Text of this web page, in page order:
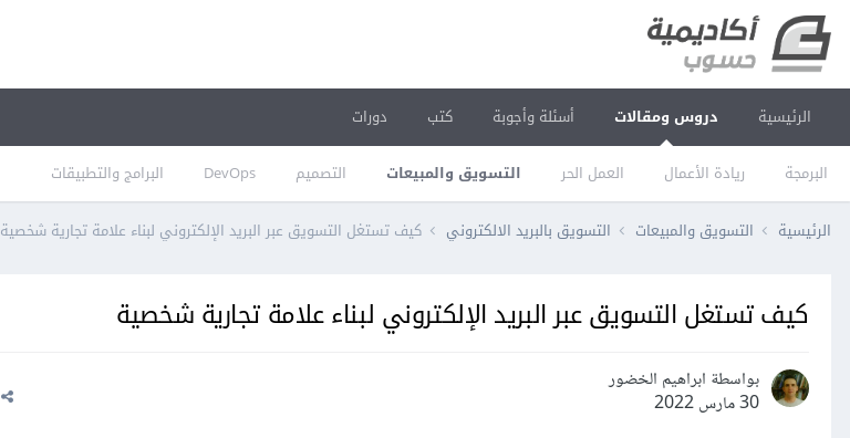
الرئيسية دروس ومقالات
البرمجة ريادة الأعمال العمل الحر التسويق والمبيعات التصميم DevOps البرامج والتطبيقات
أسئلة وأجوبة كتب دورات
الرئيسية التسويق والمبيعات التسويق بالبريد الالكتروني كيف تستغل التسويق عبر البريد الإلكتروني لبناء علامة تجارية شخصية
كيف تستغل التسويق عبر البريد الإلكتروني لبناء علامة تجارية شخصية
بواسطة ابراهيم الخضور
30 مارس 2022